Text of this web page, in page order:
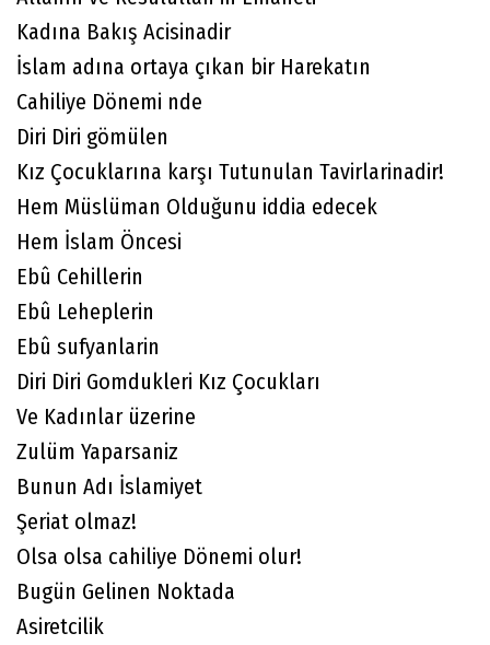
Kadına Bakış Acisinadir
İslam adına ortaya çıkan bir Harekatın
Cahiliye Dönemi nde
Diri Diri gömülen
Kız Çocuklarına karşı Tutunulan Tavirlarinadir!
Hem Müslüman Olduğunu iddia edecek
Hem İslam Öncesi
Ebû Cehillerin
Ebû Leheplerin
Ebû sufyanlarin
Diri Diri Gomdukleri Kız Çocukları
Ve Kadınlar üzerine
Zulüm Yaparsaniz
Bunun Adı İslamiyet
Şeriat olmaz!
Olsa olsa cahiliye Dönemi olur!
Bugün Gelinen Noktada
Asiretcilik